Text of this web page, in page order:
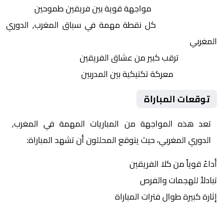
مواجهة قوية بين فريقين طموحين
كل نقطة مهمة في سباق المغرب, الدوري
المغربي
ترقب كبير من عشاق الفريقين
معركة تكتيكية بين المدربين
توقعات المباراة
تعد هذه المواجهة من المباريات المهمة في المغرب,
الدوري المغربي، حيث يتوقع المحللون أن تشهد المباراة:
أداءً قوياً من كلا الفريقين
تبادلاً للهجمات والفرص
إثارة كبيرة طوال فترات المباراة